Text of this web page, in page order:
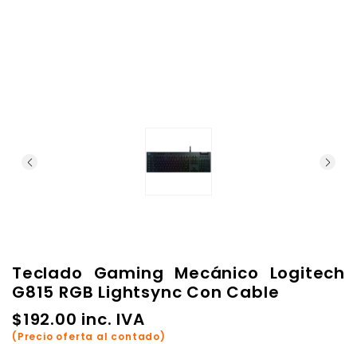
Teclado Gaming Mecánico Logitech
G815 RGB Lightsync Con Cable
$192.00 inc. IVA
(Precio oferta al contado)